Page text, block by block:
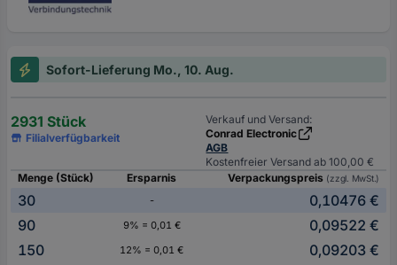
Sofort-Lieferung Mo., 10. Aug.
2931 Stück
Filialverfügbarkeit
Verkauf und Versand:
Conrad Electronic
AGB
Kostenfreier Versand ab 100,00 €
Menge (Stück)
Ersparnis Verpackungspreis (zzgl. MwSt.)
30 -
0,10476 €
90
9% = 0,01 €
0,09522 €
150
12% = 0,01 €
0,09203 €